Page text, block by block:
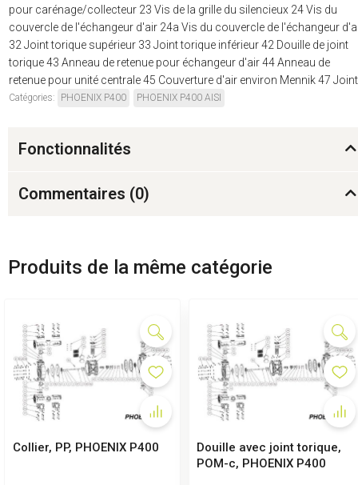
pour carénage/collecteur 23 Vis de la grille du silencieux 24 Vis du
couvercle de l'échangeur d'air 24a Vis du couvercle de l'échangeur
32 Joint torique supérieur 33 Joint torique inférieur 42 Douille de joint
torique 43 Anneau de retenue pour échangeur d'air 44 Anneau de
retenue pour unité centrale 45 Couverture d'air environ Mennik 47 Joint
Catégories: PHOENIX P400 PHOENIX P400 AISI
Fonctionnalités
Commentaires (0)
Produits de la même catégorie
Collier, PP, PHOENIX P400
Douille avec joint torique,
POM-c, PHOENIX P400